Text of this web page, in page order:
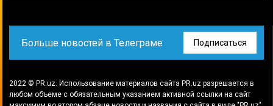
Больше новостей в Телеграме Подписаться
2022 © PR.uz. Использование материалов сайта PR.uz разрешается в
любом объеме с обязательным указанием активной ссылки на сайт